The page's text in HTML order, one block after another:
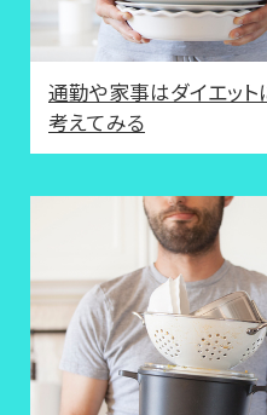
通勤や家事はダイエット
考えてみる